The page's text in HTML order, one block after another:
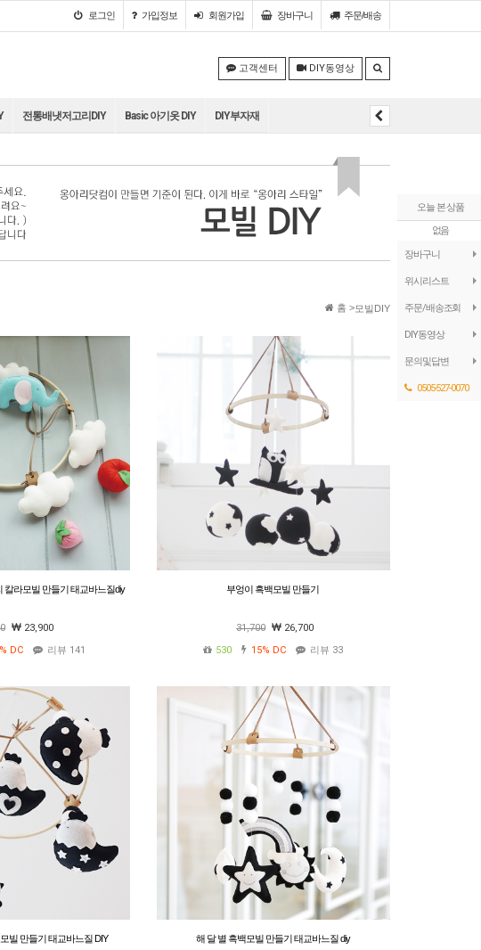
로그인 가입정보 회원가입 장바구니 주문/배송
오늘 본 상품
없음
장바구니
위시리스트
주문/배송조회
DIY동영상
문의및답변
0505-527-0070
고객센터 DIY동영상
전통배냇저고리DIY Basic 아기옷 DIY DIY부자재
홈 >모빌DIY
칼라모빌 만들기 태교바느질diy
23,900
DC 리뷰 141
부엉이 흑백모빌 만들기
31,700
26,700
530
15% DC 리뷰 33
빌 만들기 태교바느질 DIY 해 달 별 흑백모빌 만들기 태교바느질 diy